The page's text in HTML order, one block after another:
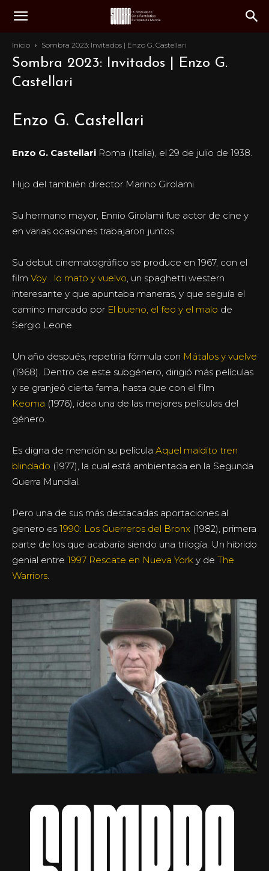
Inicio Sombra 2023: Invitados | Enzo G. Castellari
Sombra 2023: Invitados | Enzo G.
Castellari
Enzo G. Castellari
Enzo G. Castellari Roma (Italia), el 29 de julio de 1938.
Hijo del también director Marino Girolami.
Su hermano mayor, Ennio Girolami fue actor de cine y
en varias ocasiones trabajaron juntos.
Su debut cinematográfico se produce en 1967, con el
film Voy… lo mato y vuelvo, un spaghetti western
interesante y que apuntaba maneras, y que seguía el
camino marcado por El bueno, el feo y el malo de
Sergio Leone.
Un año después, repetiría fórmula con Mátalos y vuelve
(1968). Dentro de este subgénero, dirigió más películas
y se granjeó cierta fama, hasta que con el film
Keoma (1976), idea una de las mejores películas del
género.
Es digna de mención su película Aquel maldito tren
blindado (1977), la cual está ambientada en la Segunda
Guerra Mundial.
Pero una de sus más destacadas aportaciones al
genero es 1990: Los Guerreros del Bronx (1982), primera
parte de los que acabaría siendo una trilogía. Un hibrido
genial entre 1997 Rescate en Nueva York y de The
Warriors.